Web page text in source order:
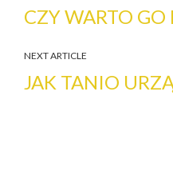
CZY WARTO GO
NEXT ARTICLE
JAK TANIO